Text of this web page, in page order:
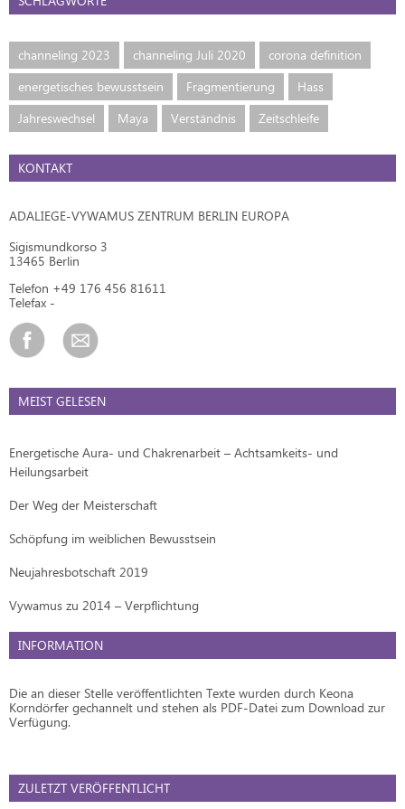
channeling 2023 channeling Juli 2020
corona definition
energetisches bewusstsein
Fragmentierung
Hass
Jahreswechsel
Maya Verständnis Zeitschleife
KONTAKT
ADALIEGE-VYWAMUS ZENTRUM BERLIN EUROPA
Sigismundkorso 3
13465 Berlin
Telefon +49 176 456 81611
Telefax -
MEIST GELESEN
Energetische Aura- und Chakrenarbeit – Achtsamkeits- und
Heilungsarbeit
Der Weg der Meisterschaft
Schöpfung im weiblichen Bewusstsein
Neujahresbotschaft 2019
Vywamus zu 2014 – Verpflichtung
INFORMATION
Die an dieser Stelle veröffentlichten Texte wurden durch Keona
Korndörfer gechannelt und stehen als PDF-Datei zum Download zur
Verfügung.
ZULETZT VERÖFFENTLICHT